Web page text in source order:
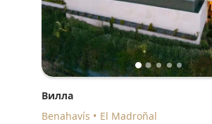
Вилла
Benahavís
El Madroñal